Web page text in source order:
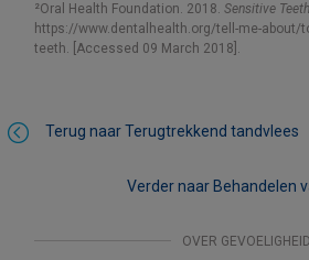
²Oral Health Foundation. 2018.Sensitive
https://www.dentalhealth.org/tell-me-
teeth. [Accessed 09 March 2018].
Terug naar Terugtrekkend tandvlees
Verder naar Behandelen
OVER GEVOELIGHEID